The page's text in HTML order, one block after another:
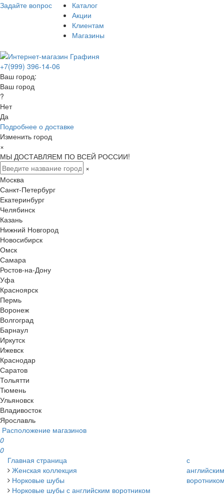
Задайте вопрос
Каталог
Акции
Клиентам
Магазины
+7(999) 396-14-06
Ваш город:
Ваш город
?
Нет
Да
Подробнее о доставке
Изменить город
×
МЫ ДОСТАВЛЯЕМ ПО ВСЕЙ РОССИИ!
×
Москва
Санкт-Петербург
Екатеринбург
Челябинск
Казань
Нижний Новгород
Новосибирск
Омск
Самара
Ростов-на-Дону
Уфа
Красноярск
Пермь
Воронеж
Волгоград
Барнаул
Иркутск
Ижевск
Краснодар
Саратов
Тольятти
Тюмень
Ульяновск
Владивосток
Ярославль
Расположение магазинов
0
0
Главная страница
Женская коллекция
Норковые шубы
Норковые шубы с английским воротником
с